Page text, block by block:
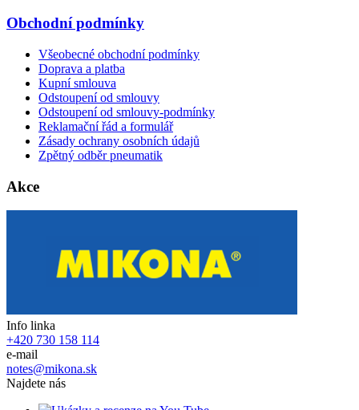
Obchodní podmínky
Všeobecné obchodní podmínky
Doprava a platba
Kupní smlouva
Odstoupení od smlouvy
Odstoupení od smlouvy-podmínky
Reklamační řád a formulář
Zásady ochrany osobních údajů
Zpětný odběr pneumatik
Akce
Info linka
+420 730 158 114
e-mail
notes@mikona.sk
Najdete nás